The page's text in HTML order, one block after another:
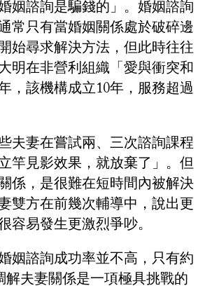
姻諮詢是騙錢的」。婚姻諮詢
常只有當婚姻關係處於破碎邊
始尋求解決方法，但此時往往
明在非營利組織「愛與衝突和
，該機構成立10年，服務超過
夫妻在嘗試兩、三次諮詢課程
竿見影效果，就放棄了」。但
係，是很難在短時間內被解決
雙方在前幾次輔導中，說出更
容易發生更激烈爭吵。
姻諮詢成功率並不高，只有約
解夫妻關係是一項極具挑戰的